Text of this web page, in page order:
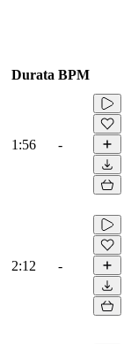
Durata BPM
1:56 -
2:12 -